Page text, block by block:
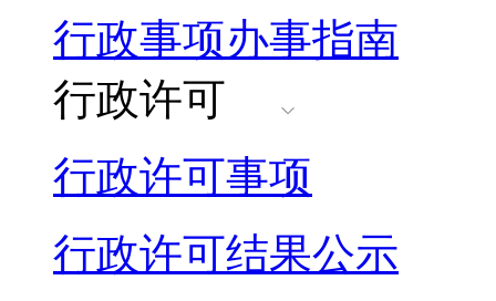
行政事项办事指南
行政许可
行政许可事项
行政许可结果公示